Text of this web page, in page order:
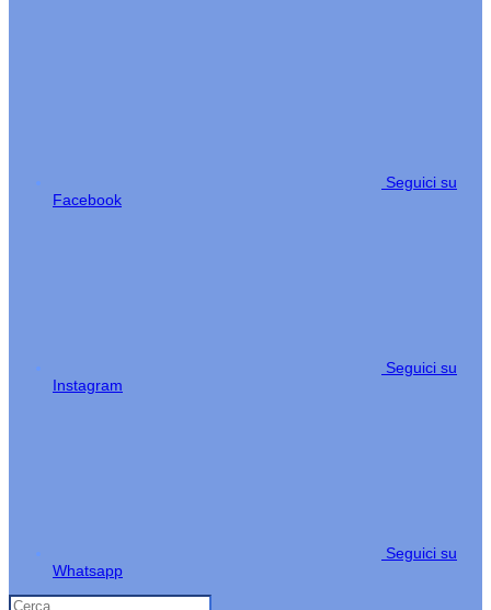
Seguici su
Facebook
Seguici su
Instagram
Seguici su
Whatsapp